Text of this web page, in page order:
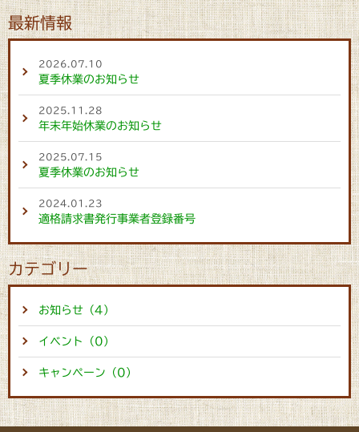
最新情報
2026.07.10
夏季休業のお知らせ
2025.11.28
年末年始休業のお知らせ
2025.07.15
夏季休業のお知らせ
2024.01.23
適格請求書発行事業者登録番号
カテゴリー
お知らせ（4）
イベント（0）
キャンペーン（0）